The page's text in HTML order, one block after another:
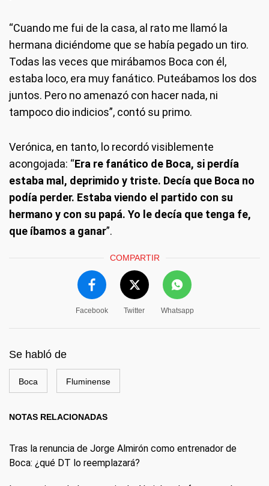
“Cuando me fui de la casa, al rato me llamó la
hermana diciéndome que se había pegado un tiro.
Todas las veces que mirábamos Boca con él,
estaba loco, era muy fanático. Puteábamos los dos
juntos. Pero no amenazó con hacer nada, ni
tampoco dio indicios”, contó su primo.
Verónica, en tanto, lo recordó visiblemente
acongojada: “Era re fanático de Boca, si perdía
estaba mal, deprimido y triste. Decía que Boca no
podía perder. Estaba viendo el partido con su
hermano y con su papá. Yo le decía que tenga fe,
que íbamos a ganar”.
COMPARTIR
Facebook Twitter Whatsapp
Se habló de
Boca Fluminense
NOTAS RELACIONADAS
Tras la renuncia de Jorge Almirón como entrenador de
Boca: ¿qué DT lo reemplazará?